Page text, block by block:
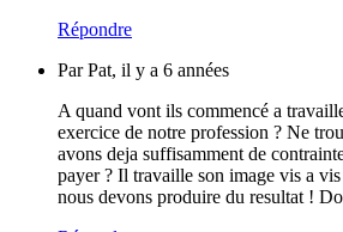
Répondre
Par Pat, il y a 6 années
A quand vont ils commencé a
exercice de notre profession ? Ne
avons deja suffisamment de
payer ? Il travaille son image vis a vis
nous devons produire du resultat !